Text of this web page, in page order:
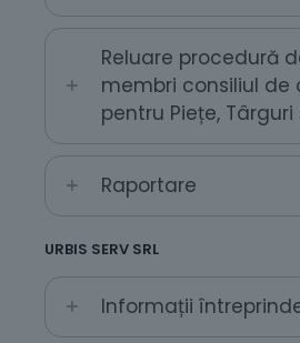
Reluare procedură
membri consiliul de
pentru Piețe, Târguri
Raportare
URBIS SERV SRL
Informații